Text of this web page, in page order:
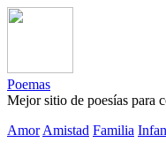
Poemas
Mejor sitio de poesías para
Amor Amistad Familia